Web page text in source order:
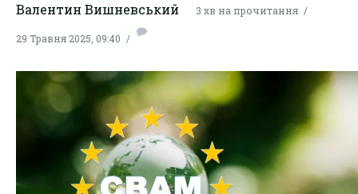
Валентин Вишневський 3 хв на прочитання
29 Травня 2025, 09:40